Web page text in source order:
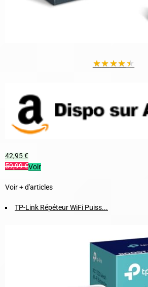
★★★★★
42,95 €
59,99 €Voir
Voir + d'articles
TP-Link Répéteur WiFi Puiss...